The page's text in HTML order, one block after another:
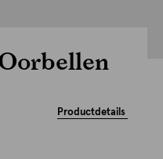
Productdetails